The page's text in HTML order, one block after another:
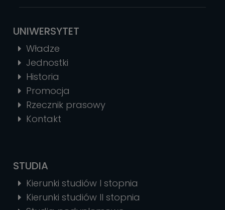
UNIWERSYTET
Władze
Jednostki
Historia
Promocja
Rzecznik prasowy
Kontakt
STUDIA
Kierunki studiów I stopnia
Kierunki studiów II stopnia